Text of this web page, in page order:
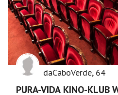
daCaboVerde, 64
PURA-VIDA KINO-KLUB